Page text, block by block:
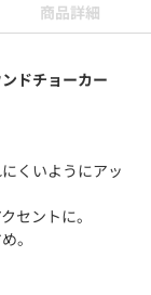
商品詳細
ドチョーカー
くいようにアッ
セントに。
。